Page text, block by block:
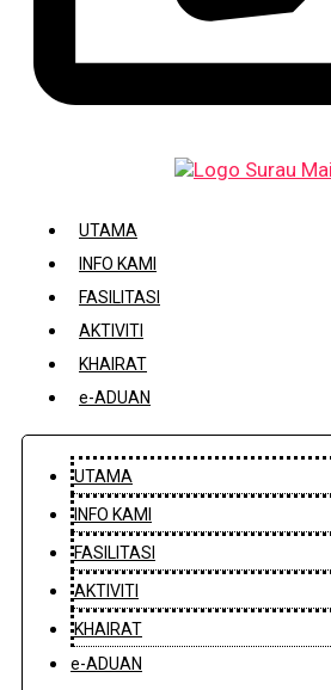
UTAMA
INFO KAMI
FASILITASI
AKTIVITI
KHAIRAT
e-ADUAN
UTAMA
INFO KAMI
FASILITASI
AKTIVITI
KHAIRAT
e-ADUAN